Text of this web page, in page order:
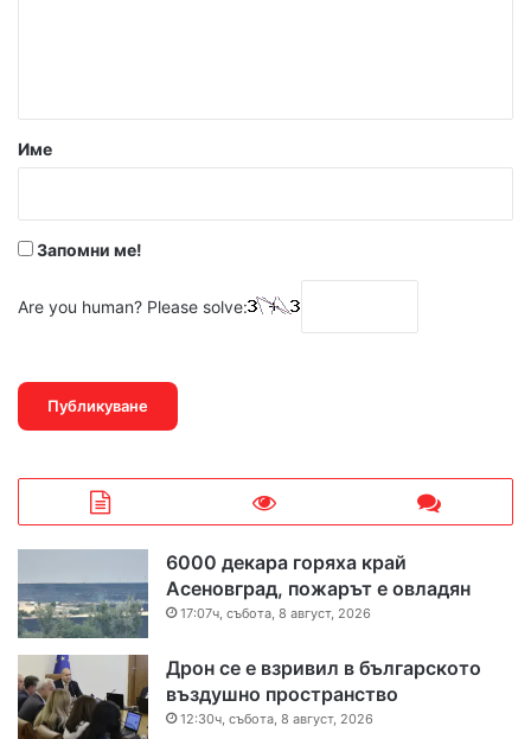
р
Име
Запомни ме!
Are you human? Please solve:
6000 декара горяха край
Асеновград, пожарът е овладян
17:07ч, събота, 8 август, 2026
Дрон се е взривил в българското
въздушно пространство
12:30ч, събота, 8 август, 2026